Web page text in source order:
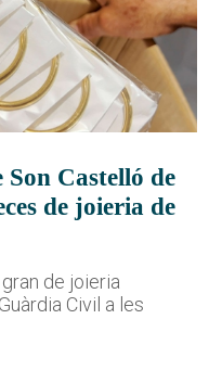
Castelló de
de joieria de
de joieria
Civil a les